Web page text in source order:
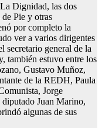
Dignidad, las dos
Pie y otras
por completo la
ver a varios dirigentes
secretario general de la
también estuvo entre los
Gustavo Muñoz,
de la REDH, Paula
Jorge
Juan Marino,
algunas de sus